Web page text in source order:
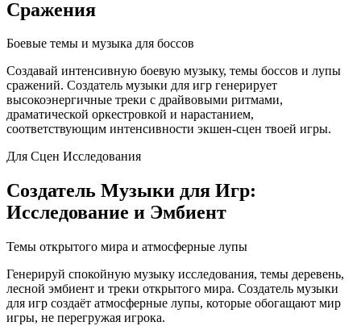
Сражения
Боевые темы и музыка для боссов
Создавай интенсивную боевую музыку, темы боссов и лупы
сражений. Создатель музыки для игр генерирует
высокоэнергичные треки с драйвовыми ритмами,
драматической оркестровкой и нарастанием,
соответствующим интенсивности экшен-сцен твоей игры.
Для Сцен Исследования
Создатель Музыки для Игр:
Исследование и Эмбиент
Темы открытого мира и атмосферные лупы
Генерируй спокойную музыку исследования, темы деревень,
лесной эмбиент и треки открытого мира. Создатель музыки
для игр создаёт атмосферные лупы, которые обогащают мир
игры, не перегружая игрока.